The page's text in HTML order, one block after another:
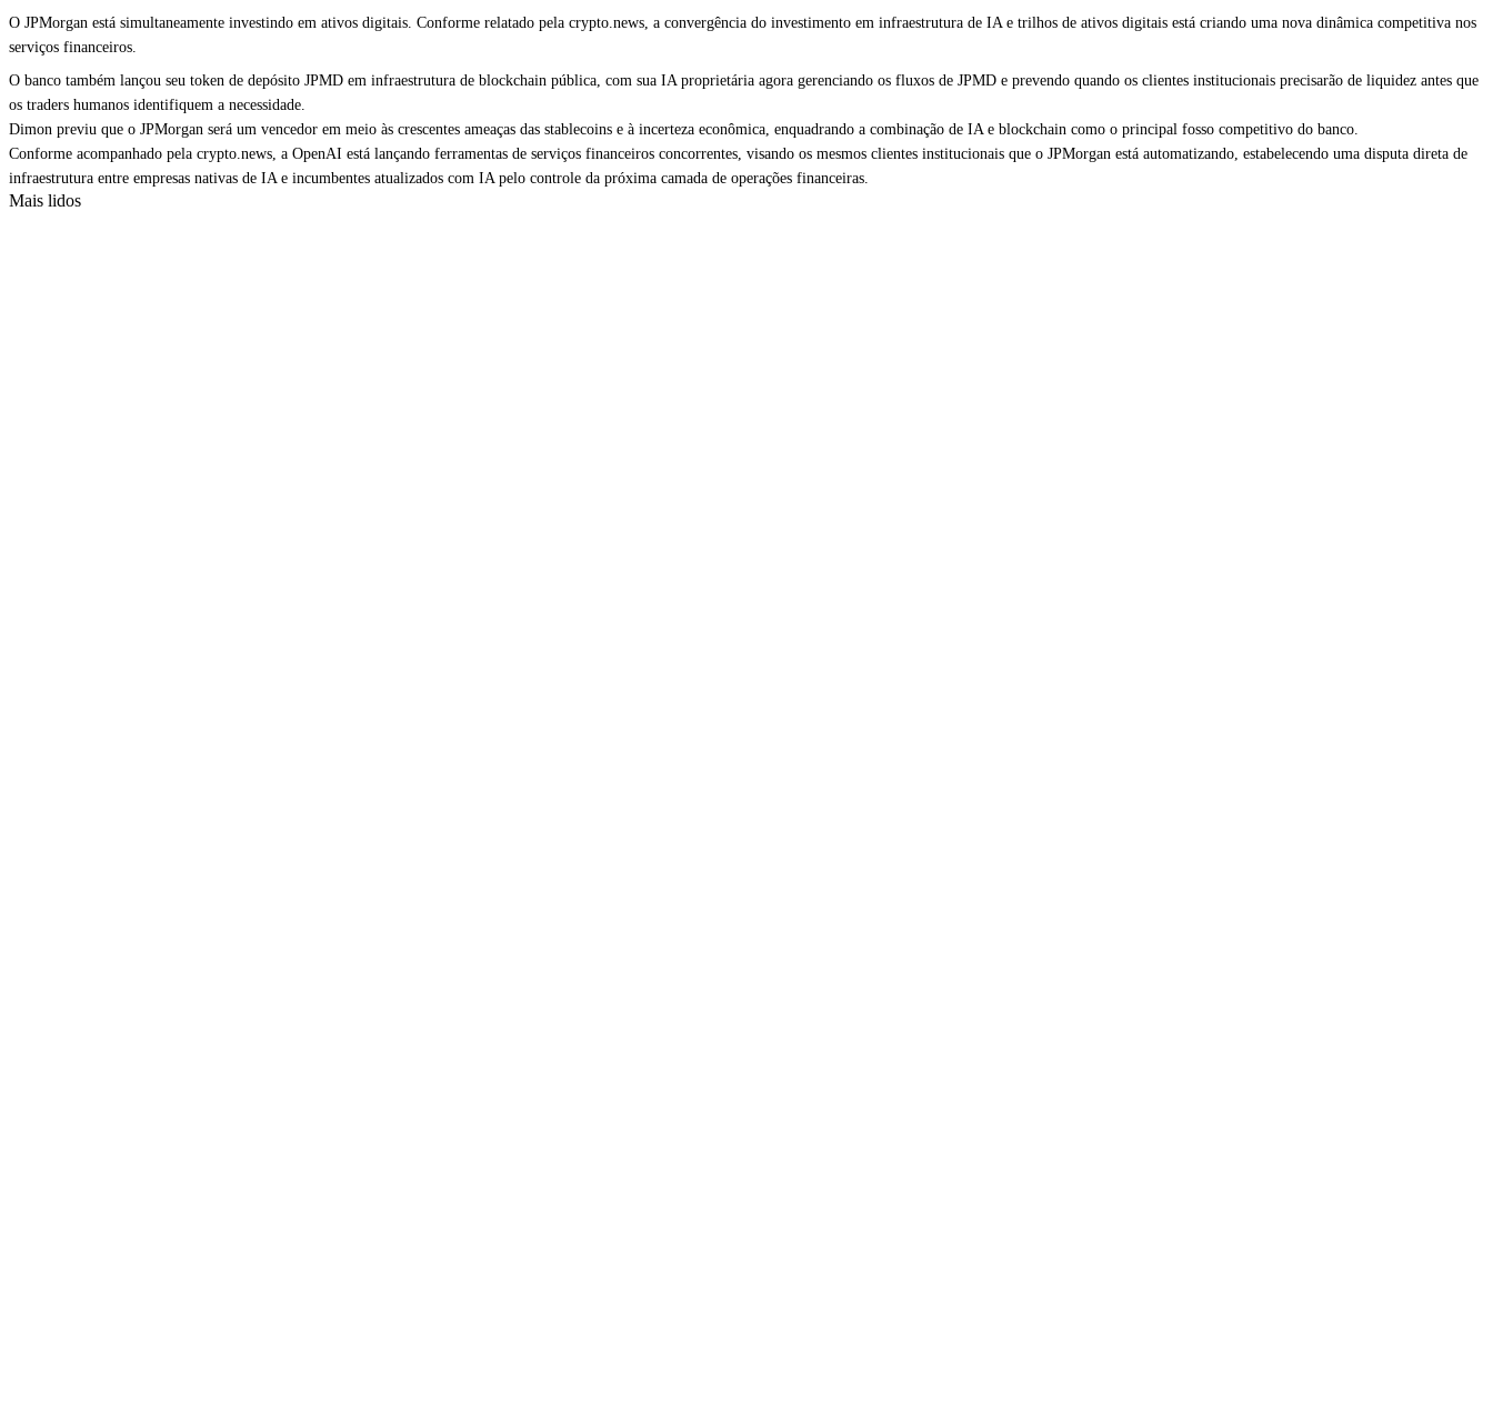
O JPMorgan está simultaneamente investindo em ativos digitais. Conforme relatado pela crypto.news, a convergência do investimento em infraestrutura de IA e trilhos de ativos digitais está criando uma nova dinâmica competitiva nos
serviços financeiros.
O banco também lançou seu token de depósito JPMD em infraestrutura de blockchain pública, com sua IA proprietária agora gerenciando os fluxos de JPMD e prevendo quando os clientes institucionais precisarão de liquidez antes que
os traders humanos identifiquem a necessidade.
Dimon previu que o JPMorgan será um vencedor em meio às crescentes ameaças das stablecoins e à incerteza econômica, enquadrando a combinação de IA e blockchain como o principal fosso competitivo do banco.
Conforme acompanhado pela crypto.news, a OpenAI está lançando ferramentas de serviços financeiros concorrentes, visando os mesmos clientes institucionais que o JPMorgan está automatizando, estabelecendo uma disputa direta de
infraestrutura entre empresas nativas de IA e incumbentes atualizados com IA pelo controle da próxima camada de operações financeiras.
Mais lidos